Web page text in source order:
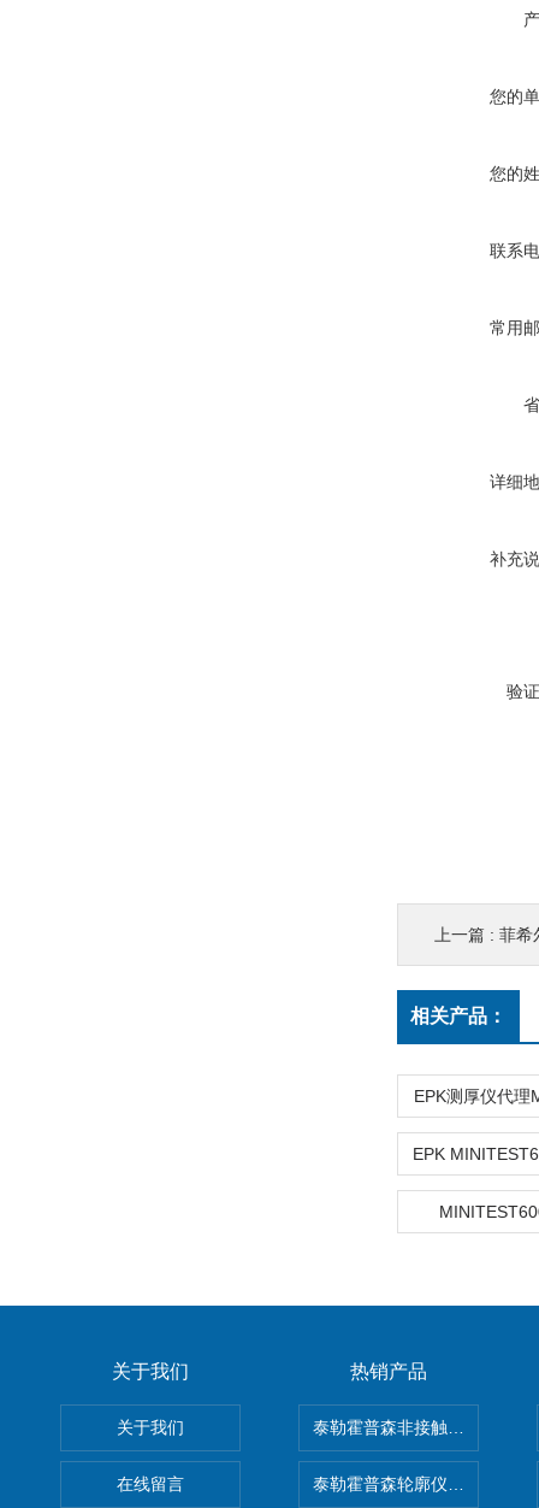
您的
您的
联系
常用
详细
补充
验
上一篇 : 菲希
相关产品：
EPK测厚仪代理
关于我们
关于我们
在线留言
热销产品
泰勒霍普森非接触式轮廓仪
泰勒霍普森轮廓仪|TAYLOR